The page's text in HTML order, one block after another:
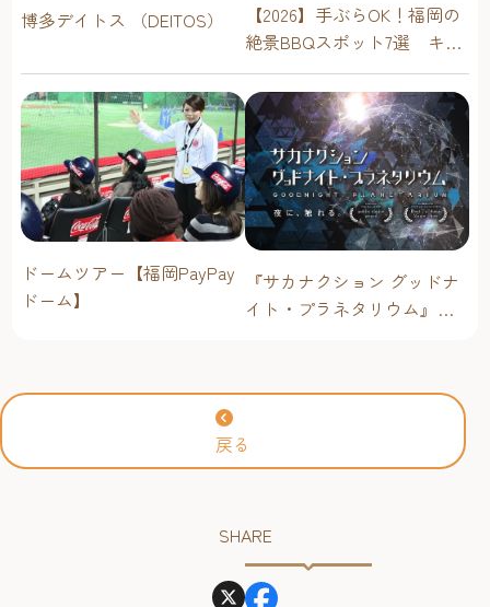
博多デイトス （DEITOS）
【2026】手ぶらOK！福岡の
絶景BBQスポット7選 キャ
ンプ場・海辺・公園で手軽
に楽しむ
ドームツアー【福岡PayPay
ドーム】
『サカナクション グッドナ
イト・プラネタリウム』が
2026年
戻る
SHARE